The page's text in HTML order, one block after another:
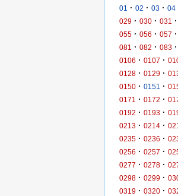
01 · 02 · 03 · 04
029 · 030 · 031 ·
055 · 056 · 057 ·
081
· 082 · 083 ·
0106 · 0107 ·
0128 · 0129 ·
0150 · 0151 ·
0171
· 0172 ·
0192 · 0193 ·
0213 · 0214 ·
0235 · 0236 ·
0256 · 0257 ·
0277 · 0278 ·
0298 · 0299 ·
0319 · 0320 ·